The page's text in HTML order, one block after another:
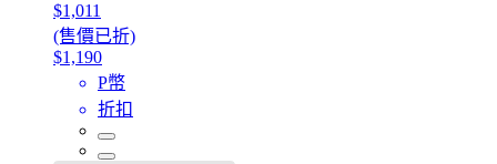
$1,011
(售價已折)
$1,190
P幣
折扣